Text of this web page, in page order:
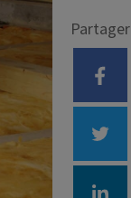
Partager